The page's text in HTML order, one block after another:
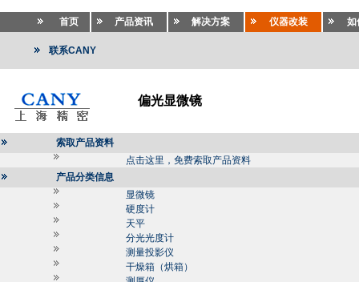
首页 产品资讯 解决方案 仪器改装 如
联系CANY
偏光显微镜
索取产品资料
点击这里，免费索取产品资料
产品分类信息
显微镜
硬度计
天平
分光光度计
测量投影仪
干燥箱（烘箱）